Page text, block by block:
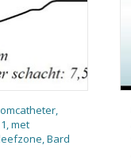
met
Bard